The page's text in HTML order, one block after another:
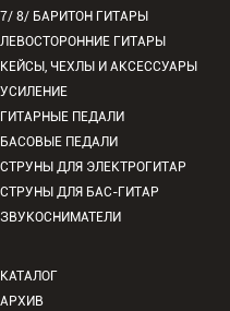
7/ 8/ БАРИТОН ГИТАРЫ
ЛЕВОСТОРОННИЕ ГИТАРЫ
КЕЙСЫ, ЧЕХЛЫ И АКСЕССУАРЫ
УСИЛЕНИЕ
ГИТАРНЫЕ ПЕДАЛИ
БАСОВЫЕ ПЕДАЛИ
СТРУНЫ ДЛЯ ЭЛЕКТРОГИТАР
СТРУНЫ ДЛЯ БАС-ГИТАР
ЗВУКОСНИМАТЕЛИ
КАТАЛОГ
АРХИВ